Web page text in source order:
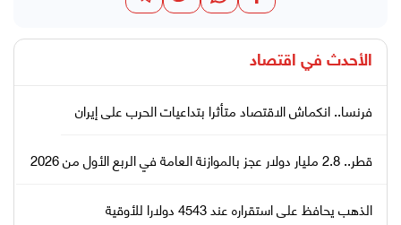
الأحدث في اقتصاد
فرنسا.. انكماش الاقتصاد متأثرا بتداعيات الحرب على إيران
قطر.. 2.8 مليار دولار عجز بالموازنة العامة في الربع الأول من 2026
الذهب يحافظ على استقراره عند 4543 دولارا للأوقية